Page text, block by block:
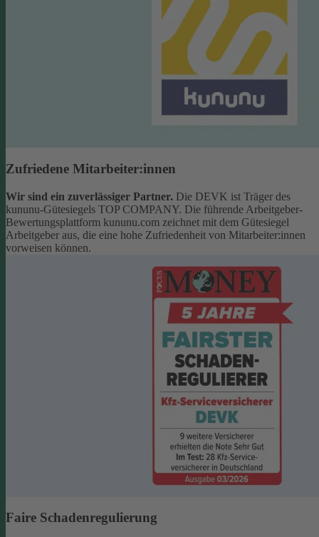
Zufriedene Mitarbeiter:innen
Wir sind ein zuverlässiger Partner. Die DEVK ist Träger des
kununu-Gütesiegels TOP COMPANY. Die führende Arbeitgeber-
Bewertungsplattform kununu.com zeichnet mit dem Gütesiegel
Arbeitgeber aus, die eine hohe Zufriedenheit von Mitarbeiter:innen
vorweisen können.
Faire Schadenregulierung